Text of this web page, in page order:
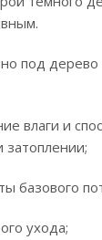
под дерево
влаги и
базового
ухода;